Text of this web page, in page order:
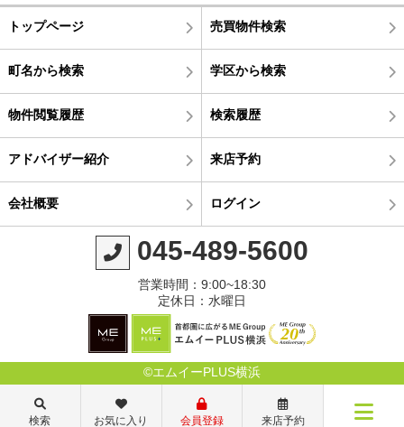
トップページ 売買物件検索
町名から検索 学区から検索
物件閲覧履歴 検索履歴
アドバイザー紹介 来店予約
会社概要 ログイン
045-489-5600
営業時間：9:00~18:30
定休日：水曜日
©エムイーPLUS横浜
検索 お気に入り 会員登録 来店予約